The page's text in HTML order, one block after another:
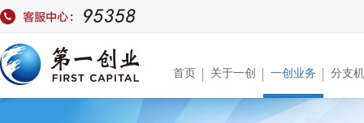
首页 关于一创 一创业务 分支